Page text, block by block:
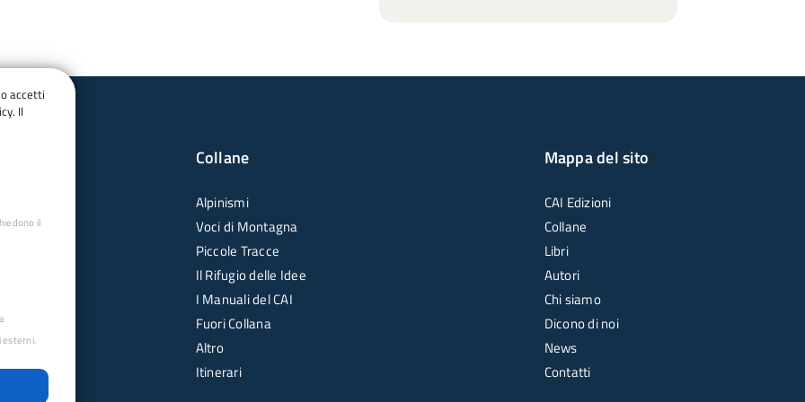
Collane
Alpinismi
Voci di Montagna
Piccole Tracce
Il Rifugio delle Idee
I Manuali del CAI
Fuori Collana
Altro
Itinerari
Mappa del sito
CAI Edizioni
Collane
Libri
Autori
Chi siamo
Dicono di noi
News
Contatti
accetti
Il
il
esterni.